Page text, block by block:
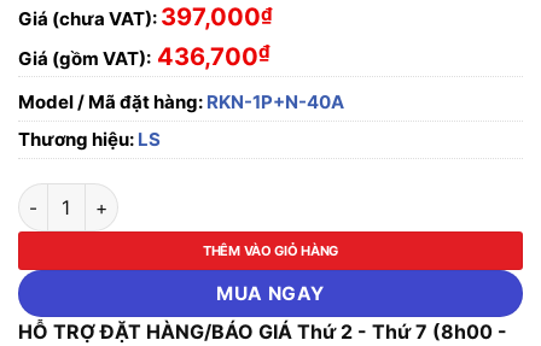
Giá (chưa VAT): 397,000₫
Giá (gồm VAT): 436,700₫
Model / Mã đặt hàng: RKN-1P+N-40A
Thương hiệu: LS
RKN-1P+N C40A Cầu dao điện LS số lượng
THÊM VÀO GIỎ HÀNG
MUA NGAY
HỖ TRỢ ĐẶT HÀNG/BÁO GIÁ Thứ 2 - Thứ 7 (8h00 -